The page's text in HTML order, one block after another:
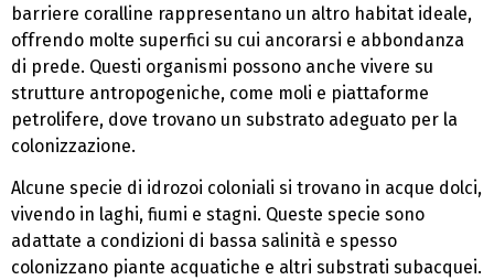
barriere coralline rappresentano un altro habitat ideale,
offrendo molte superfici su cui ancorarsi e abbondanza
di prede. Questi organismi possono anche vivere su
strutture antropogeniche, come moli e piattaforme
petrolifere, dove trovano un substrato adeguato per la
colonizzazione.
Alcune specie di idrozoi coloniali si trovano in acque dolci,
vivendo in laghi, fiumi e stagni. Queste specie sono
adattate a condizioni di bassa salinità e spesso
colonizzano piante acquatiche e altri substrati subacquei.